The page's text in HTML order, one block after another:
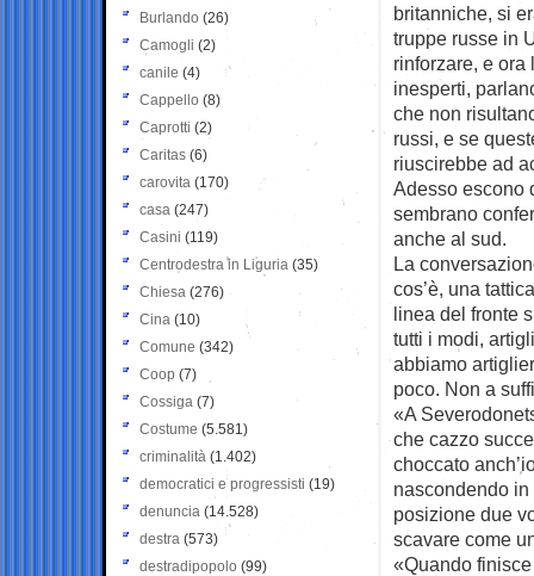
britanniche, si
truppe russe in
rinforzare, e
inesperti,
che non
russi, e se
riuscirebbe ad
Adesso escono
sembrano
anche al sud.
La
cos’è, una
linea del fronte
tutti i modi,
abbiamo
poco. Non a
«A
che cazzo
choccato
nascondendo
posizione due
scavare come
«Quando
Burlando (26)
Camogli (2)
canile (4)
Cappello (8)
Caprotti (2)
Caritas (6)
carovita (170)
casa (247)
Casini (119)
Centrodestra in Liguria (35)
Chiesa (276)
Cina (10)
Comune (342)
Coop (7)
Cossiga (7)
Costume (5.581)
criminalità (1.402)
democratici e progressisti (19)
denuncia (14.528)
destra (573)
destradipopolo (99)